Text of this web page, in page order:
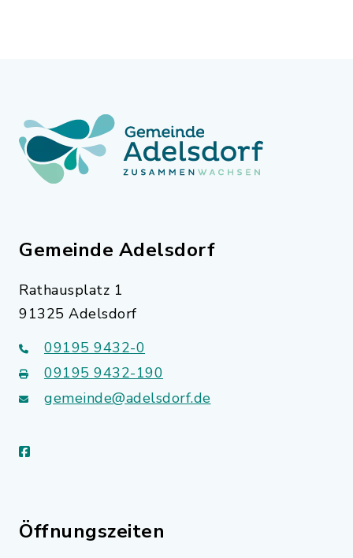
Gemeinde Adelsdorf
Rathausplatz 1
91325 Adelsdorf
09195 9432-0
09195 9432-190
gemeinde@adelsdorf.de
facebook
Öffnungszeiten